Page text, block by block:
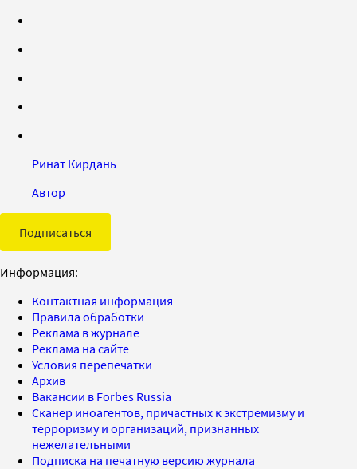
Ринат Кирдань
Автор
Подписаться
Информация:
Контактная информация
Правила обработки
Реклама в журнале
Реклама на сайте
Условия перепечатки
Архив
Вакансии в Forbes Russia
Сканер иноагентов, причастных к экстремизму и
терроризму и организаций, признанных
нежелательными
Подписка на печатную версию журнала